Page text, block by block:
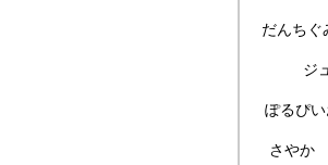
だんちぐ
ジ
ぽるぴ
さやか